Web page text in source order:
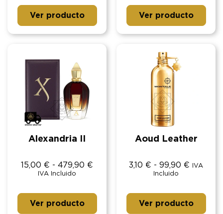
Ver producto Ver producto
Alexandria II
15,00 € - 479,90 €
IVA Incluido
Ver producto
Aoud Leather
3,10 € - 99,90 €
IVA
Incluido
Ver producto